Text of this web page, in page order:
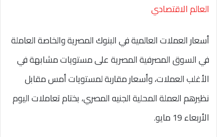
العالم الاقتصادي
أسعار العملات العالمية في البنوك المصرية والخاصة العاملة
في السوق المصرفية المصرية على مستويات مشابهة في
الأغلب العملات، وأسعار مقاربة لمستويات أمس مقابل
نظيرهم العملة المحلية الجنيه المصري، بختام تعاملات اليوم
الأربعاء 19 مايو.